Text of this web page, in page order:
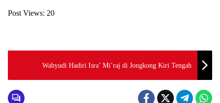
Post Views: 20
Wahyudi Hadiri Isra’ Mi’raj di Jongkong Kiri Tengah